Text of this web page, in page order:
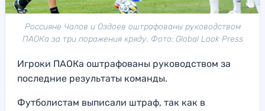
Россияне Чалов и Оздоев оштрафованы руководством
ПАОКа за три поражения кряду. Фото: Global Look Press
Игроки ПАОКа оштрафованы руководством за
последние результаты команды.
Футболистам выписали штраф, так как в